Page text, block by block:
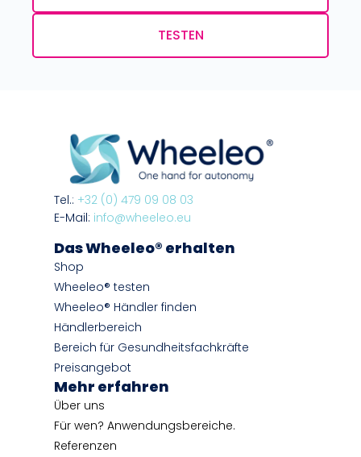
TESTEN
Tel.: +32 (0) 479 09 08 03
E-Mail: info@wheeleo.eu
Das Wheeleo® erhalten
Shop
Wheeleo® testen
Wheeleo® Händler finden
Händlerbereich
Bereich für Gesundheitsfachkräfte
Preisangebot
Mehr erfahren
Über uns
Für wen? Anwendungsbereiche.
Referenzen